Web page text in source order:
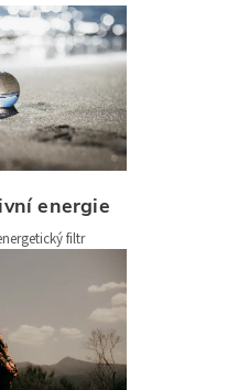
energie
filtr